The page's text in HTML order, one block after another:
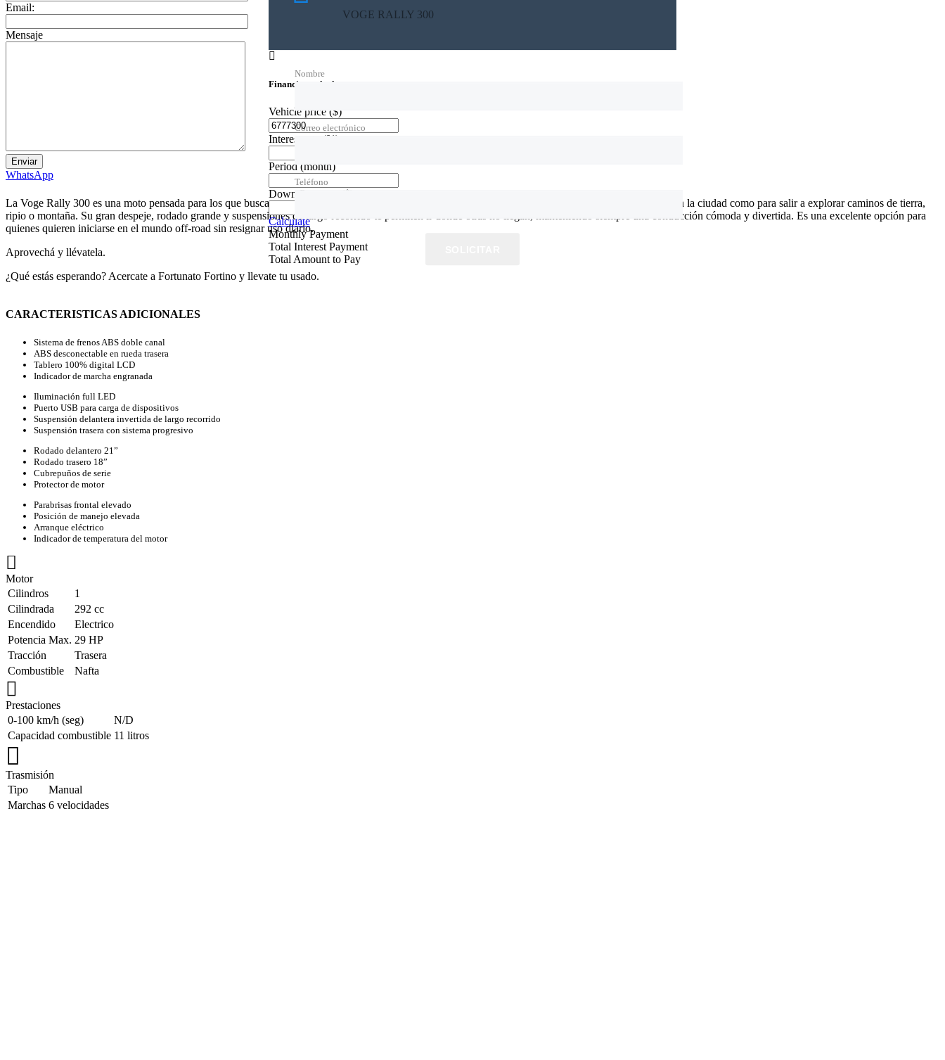
Email:
Mensaje
WhatsApp
La Voge Rally 300 es una moto pensada para los que buscan aventura en serio. Liviana, ágil y con una estética bien Dakar, es ideal tanto para moverte en la ciudad como para salir a explorar caminos de tierra,
ripio o montaña. Su gran despeje, rodado grande y suspensiones de largo recorrido te permiten ir donde otras no llegan, manteniendo siempre una conducción cómoda y divertida. Es una excelente opción para
quienes quieren iniciarse en el mundo off-road sin resignar uso diario.
Aprovechá y llévatela.
¿Qué estás esperando? Acercate a Fortunato Fortino y llevate tu usado.
CARACTERISTICAS ADICIONALES
Sistema de frenos ABS doble canal
ABS desconectable en rueda trasera
Tablero 100% digital LCD
Indicador de marcha engranada
Iluminación full LED
Puerto USB para carga de dispositivos
Suspensión delantera invertida de largo recorrido
Suspensión trasera con sistema progresivo
Rodado delantero 21”
Rodado trasero 18”
Cubrepuños de serie
Protector de motor
Parabrisas frontal elevado
Posición de manejo elevada
Arranque eléctrico
Indicador de temperatura del motor
Motor
Cilindros
1
Cilindrada
292 cc
Encendido
Electrico
Potencia Max. 29 HP
Tracción
Trasera
Combustible
Nafta
Prestaciones
0-100 km/h (seg)
N/D
Capacidad combustible 11 litros
Trasmisión
Tipo
Manual
Marchas 6 velocidades
Financing calculator
Vehicle price ($)
Interest rate (%)
Period (month)
Down Payment ($)
Calculate
Monthly Payment
Total Interest Payment
Total Amount to Pay
VOGE RALLY 300
Nombre
Correo electrónico
Teléfono